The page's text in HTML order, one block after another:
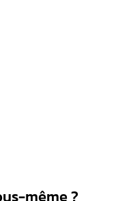
démarrage Volvo
Volvo défectueux ?
anti démarrage ?
si
?